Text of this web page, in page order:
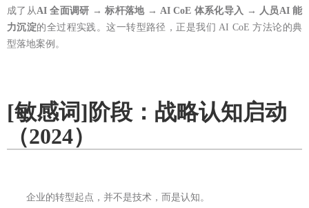
成了从 AI全面调研 → 标杆落地 → AI CoE 体系化导入 → 人员AI能
力沉淀的全过程实践。这一转型路径，正是我们 AI CoE 方法论的典
型落地案例。
[敏感词]阶段：战略认知启动
（2024）
企业的转型起点，并不是技术，而是认知。